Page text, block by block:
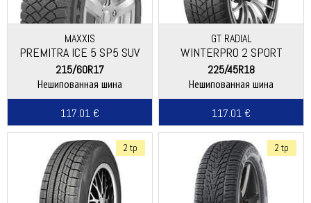
MAXXIS
PREMITRA ICE 5 SP5 SUV
215/60R17
Нешипованная шина
117.01 €
GT RADIAL
WINTERPRO 2 SPORT
225/45R18
Нешипованная шина
117.01 €
2 tp 2 tp